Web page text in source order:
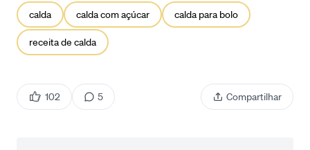
calda calda com açúcar calda para bolo
receita de calda
102 5 Compartilhar